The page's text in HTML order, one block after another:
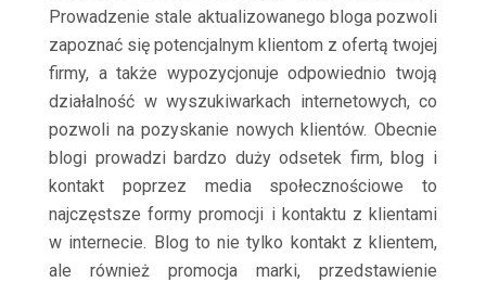
Prowadzenie stale aktualizowanego bloga pozwoli
zapoznać się potencjalnym klientom z ofertą twojej
firmy, a także wypozycjonuje odpowiednio twoją
działalność w wyszukiwarkach internetowych, co
pozwoli na pozyskanie nowych klientów. Obecnie
blogi prowadzi bardzo duży odsetek firm, blog i
kontakt poprzez media społecznościowe to
najczęstsze formy promocji i kontaktu z klientami
w internecie. Blog to nie tylko kontakt z klientem,
ale również promocja marki, przedstawienie